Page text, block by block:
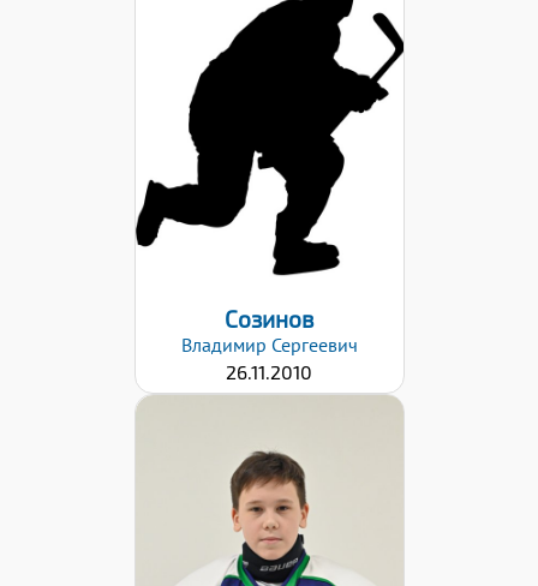
Созинов
Владимир Сергеевич
26.11.2010
Хват клюшки:
Левый